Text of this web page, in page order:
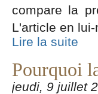
compare la
L'article en
Lire la suite
Pourquoi
jeudi, 9 juillet